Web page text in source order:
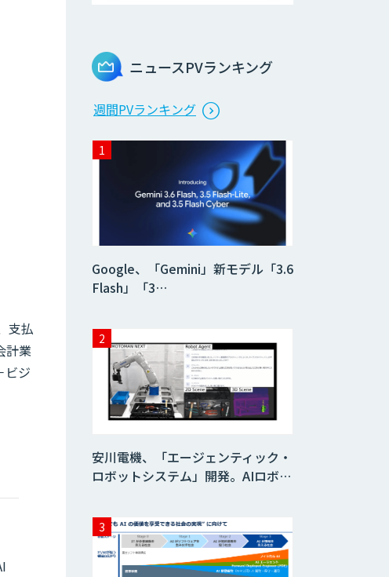
支払
計業
ビジ
ニュースPVランキング
週間PVランキング
Google、「Gemini」新モデル「3.6
Flash」「3…
安川電機、「エージェンティック・
ロボットシステム」開発。AIロボ…